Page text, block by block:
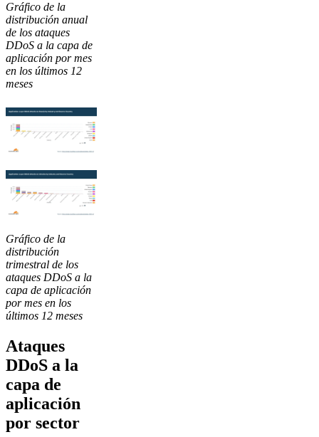
Gráfico de la
distribución anual
de los ataques
DDoS a la capa de
aplicación por mes
en los últimos 12
meses
Gráfico de la
distribución
trimestral de los
ataques DDoS a la
capa de aplicación
por mes en los
últimos 12 meses
Ataques
DDoS a la
capa de
aplicación
por sector